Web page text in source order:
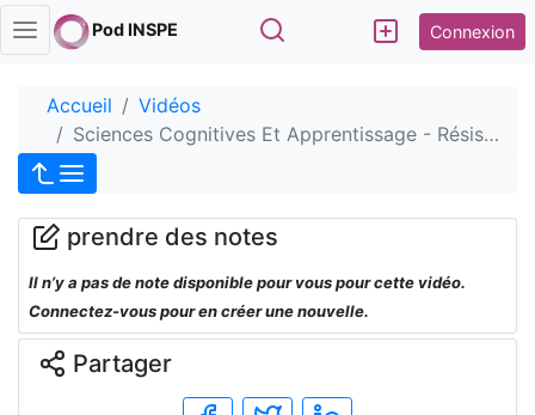
Pod INSPE Rechercher Connexion
Accueil
Vidéos
Sciences Cognitives Et Apprentissage - Résis…
prendre des notes
Il n’y a pas de note disponible pour vous pour cette vidéo.
Connectez-vous pour en créer une nouvelle.
Partager